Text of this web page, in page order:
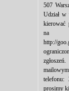
507
Udział w
kierować
na
http://
prosimy